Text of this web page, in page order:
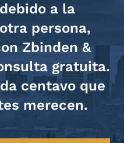
a la
persona,
Zbinden &
gratuita.
centavo que
merecen.